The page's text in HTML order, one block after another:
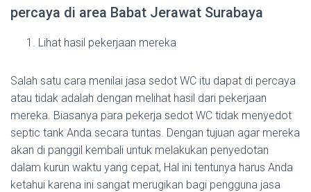
percaya di area Babat Jerawat Surabaya
Lihat hasil pekerjaan mereka
Salah satu cara menilai jasa sedot WC itu dapat di percaya
atau tidak adalah dengan melihat hasil dari pekerjaan
mereka. Biasanya para pekerja sedot WC tidak menyedot
septic tank Anda secara tuntas. Dengan tujuan agar mereka
akan di panggil kembali untuk melakukan penyedotan
dalam kurun waktu yang cepat, Hal ini tentunya harus Anda
ketahui karena ini sangat merugikan bagi pengguna jasa